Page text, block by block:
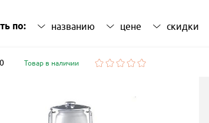
по: названию цене скидки
Товар в наличии